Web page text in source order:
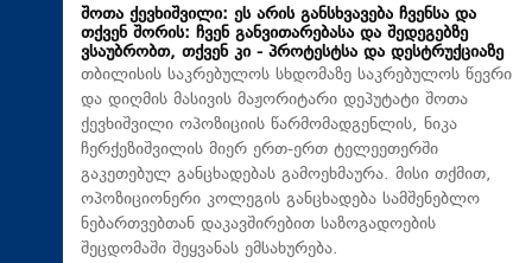
შოთა ქევხიშვილი: ეს არის განსხვავება ჩვენსა და
თქვენ შორის: ჩვენ განვითარებასა და შედეგებზე
ვსაუბრობთ, თქვენ კი - პროტესტსა და დესტრუქციაზე
თბილისის საკრებულოს სხდომაზე საკრებულოს წევრი
და დიღმის მასივის მაჟორიტარი დეპუტატი შოთა
ქევხიშვილი ოპოზიციის წარმომადგენლის, ნიკა
ჩერქეზიშვილის მიერ ერთ-ერთ ტელეეთერში
გაკეთებულ განცხადებას გამოეხმაურა. მისი თქმით,
ოპოზიციონერი კოლეგის განცხადება სამშენებლო
ნებართვებთან დაკავშირებით საზოგადოების
შეცდომაში შეყვანას ემსახურება.